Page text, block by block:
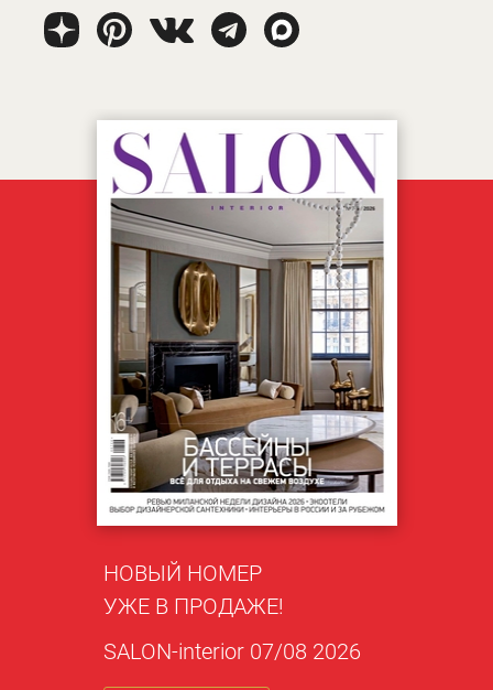
НОВЫЙ НОМЕР
УЖЕ В ПРОДАЖЕ!
SALON-interior 07/08 2026